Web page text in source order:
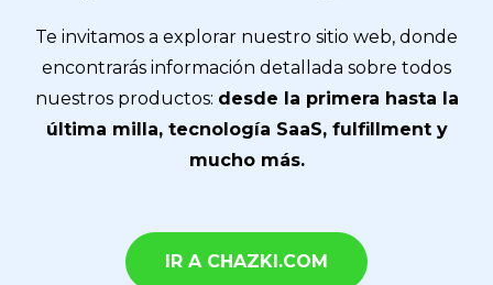
Te invitamos a explorar nuestro sitio web, donde
encontrarás información detallada sobre todos
nuestros productos: desde la primera hasta la
última milla, tecnología SaaS, fulfillment y
mucho más.
IR A CHAZKI.COM